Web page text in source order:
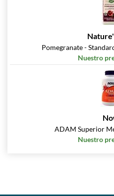
Pomegranate -
Nuestro
ADAM Superior
Nuestro